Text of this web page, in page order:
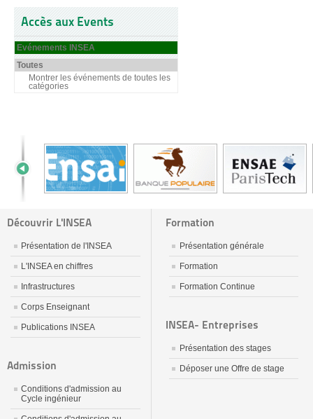
Accès aux Events
Evénements INSEA
Toutes
Montrer les événements de toutes les
catégories
Découvrir L'INSEA
Présentation de l'INSEA
L'INSEA en chiffres
Infrastructures
Corps Enseignant
Publications INSEA
Admission
Conditions d'admission au
Cycle ingénieur
Formation
Présentation générale
Formation
Formation Continue
INSEA- Entreprises
Présentation des stages
Déposer une Offre de stage